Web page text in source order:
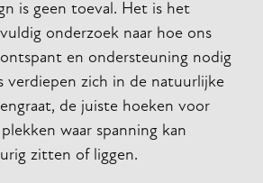
is geen toeval. Het is het
onderzoek naar hoe ons
en ondersteuning nodig
verdiepen zich in de natuurlijke
de juiste hoeken voor
waar spanning kan
zitten of liggen.